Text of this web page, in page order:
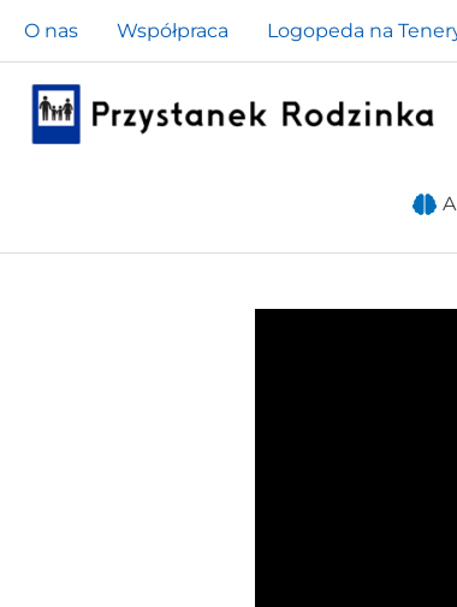
Przejdź
do
treści
O nas Współpraca Logopeda na